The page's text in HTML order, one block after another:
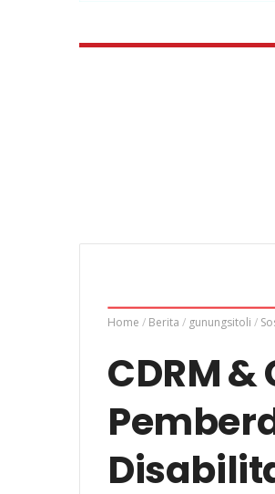
Home / Berita / gunungsitoli /
CDRM